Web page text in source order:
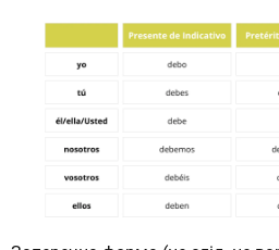
Залиште
Заповни форму -
Залиште
Заповни форму -